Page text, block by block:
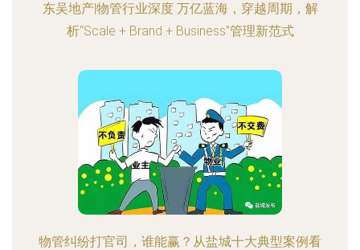
东吴地产|物管行业深度 万亿蓝海，穿越周期，解
析“Scale + Brand + Business”管理新范式
物管纠纷打官司，谁能赢？从盐城十大典型案例看